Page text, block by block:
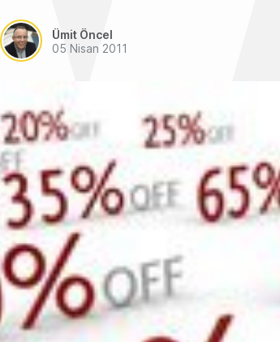
Ümit Öncel
05 Nisan 2011